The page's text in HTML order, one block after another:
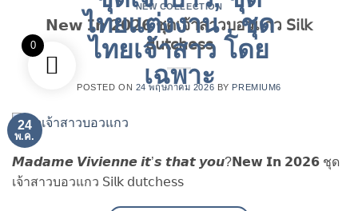
NEW COLLECTION
𝗡𝗲𝘄 𝗜𝗻 𝟮𝟬𝟮𝟲 ชุดเจ้าสาวบอวแกว 𝖲𝗂𝗅𝗄
𝖽𝗎𝗍𝖼𝗁𝖾𝗌𝗌
POSTED ON 24 พฤษภาคม 2026 BY PREMIUM6
24
พ.ค.
𝙈𝙖𝙙𝙖𝙢𝙚 𝙑𝙞𝙫𝙞𝙚𝙣𝙣𝙚 𝙞𝙩’𝙨 𝙩𝙝𝙖𝙩 𝙮𝙤𝙪?𝗡𝗲𝘄 𝗜𝗻 𝟮𝟬𝟮𝟲 ชุด
เจ้าสาวบอวแกว 𝖲𝗂𝗅𝗄 𝖽𝗎𝗍𝖼𝗁𝖾𝗌𝗌
0